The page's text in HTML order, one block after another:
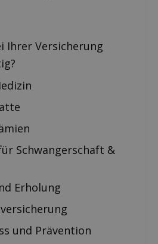
Ihrer Versicherung
Schwangerschaft &
Erholung
und Prävention